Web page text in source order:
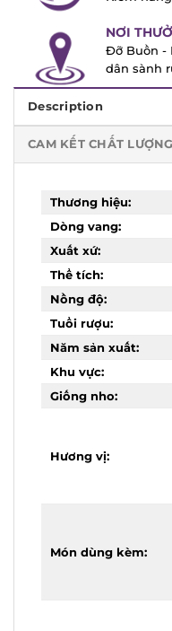
NƠI
Đỡ Buồn -
dân sành
Description
CAM KẾT CHẤT LƯỢNG
Thương hiệu:
Dòng vang:
Xuất xứ:
Thể tích:
Nồng độ:
Tuổi rượu:
Năm sản xuất:
Khu vực:
Giống nho:
Hương vị:
Món dùng kèm: